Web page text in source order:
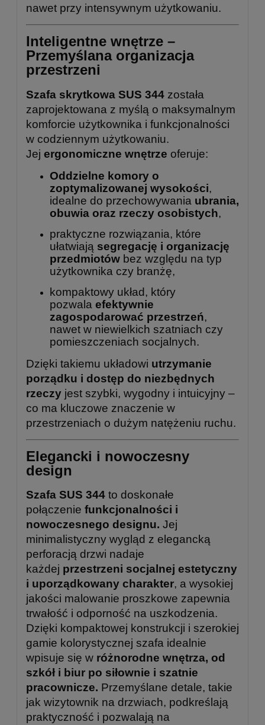
nawet przy intensywnym użytkowaniu.
Inteligentne wnętrze –
Przemyślana organizacja
przestrzeni
Szafa skrytkowa SUS 344 została
zaprojektowana z myślą o maksymalnym
komforcie użytkownika i funkcjonalności
w codziennym użytkowaniu.
Jej ergonomiczne wnętrze oferuje:
Oddzielne komory o
zoptymalizowanej wysokości,
idealne do przechowywania ubrania,
obuwia oraz rzeczy osobistych,
praktyczne rozwiązania, które
ułatwiają segregację i organizację
przedmiotów bez względu na typ
użytkownika czy branżę,
kompaktowy układ, który
pozwala efektywnie
zagospodarować przestrzeń,
nawet w niewielkich szatniach czy
pomieszczeniach socjalnych.
Dzięki takiemu układowi utrzymanie
porządku i dostęp do niezbędnych
rzeczy jest szybki, wygodny i intuicyjny –
co ma kluczowe znaczenie w
przestrzeniach o dużym natężeniu ruchu.
Elegancki i nowoczesny
design
Szafa SUS 344 to doskonałe
połączenie funkcjonalności i
nowoczesnego designu. Jej
minimalistyczny wygląd z elegancką
perforacją drzwi nadaje
każdej przestrzeni socjalnej estetyczny
i uporządkowany charakter, a wysokiej
jakości malowanie proszkowe zapewnia
trwałość i odporność na uszkodzenia.
Dzięki kompaktowej konstrukcji i szerokiej
gamie kolorystycznej szafa idealnie
wpisuje się w różnorodne wnętrza, od
szkół i biur po siłownie i szatnie
pracownicze. Przemyślane detale, takie
jak wizytownik na drzwiach, podkreślają
praktyczność i pozwalają na